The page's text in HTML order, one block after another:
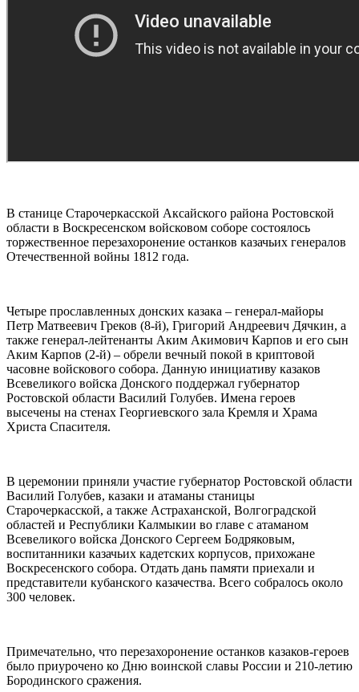
В станице Старочеркасской Аксайского района Ростовской
области в Воскресенском войсковом соборе состоялось
торжественное перезахоронение останков казачьих генералов
Отечественной войны 1812 года.
Четыре прославленных донских казака – генерал-майоры
Петр Матвеевич Греков (8-й), Григорий Андреевич Дячкин, а
также генерал-лейтенанты Аким Акимович Карпов и его сын
Аким Карпов (2-й) – обрели вечный покой в криптовой
часовне войскового собора. Данную инициативу казаков
Всевеликого войска Донского поддержал губернатор
Ростовской области Василий Голубев. Имена героев
высечены на стенах Георгиевского зала Кремля и Храма
Христа Спасителя.
В церемонии приняли участие губернатор Ростовской области
Василий Голубев, казаки и атаманы станицы
Старочеркасской, а также Астраханской, Волгоградской
областей и Республики Калмыкии во главе с атаманом
Всевеликого войска Донского Сергеем Бодряковым,
воспитанники казачьих кадетских корпусов, прихожане
Воскресенского собора. Отдать дань памяти приехали и
представители кубанского казачества. Всего собралось около
300 человек.
Примечательно, что перезахоронение останков казаков-героев
было приурочено ко Дню воинской славы России и 210-летию
Бородинского сражения.